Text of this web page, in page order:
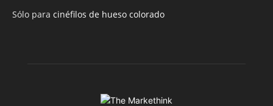
Sólo para cinéfilos de hueso colorado